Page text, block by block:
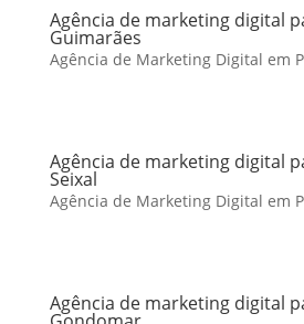
Agência de marketing digital
Guimarães
Agência de Marketing Digital em
Agência de marketing digital
Seixal
Agência de Marketing Digital em
Agência de marketing digital